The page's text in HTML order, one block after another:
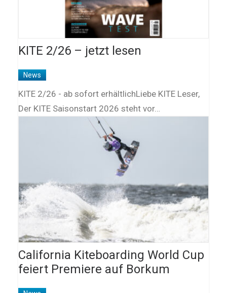
KITE 2/26 – jetzt lesen
News
KITE 2/26 - ab sofort erhältlichLiebe KITE Leser,
Der KITE Saisonstart 2026 steht vor…
California Kiteboarding World Cup
feiert Premiere auf Borkum